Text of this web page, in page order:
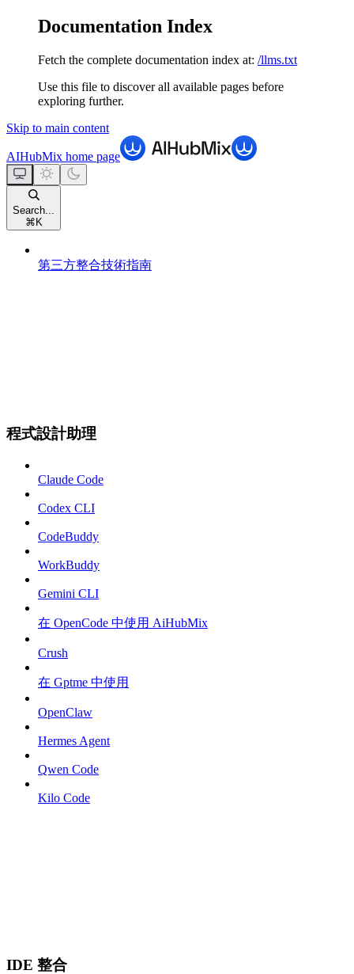
Documentation Index
Fetch the complete documentation index at: /llms.txt
Use this file to discover all available pages before
exploring further.
Skip to main content
AIHubMix home page
Search...
⌘ K
第三方整合技術指南
程式設計助理
Claude Code
Codex CLI
CodeBuddy
WorkBuddy
Gemini CLI
在 OpenCode 中使用 AiHubMix
Crush
在 Gptme 中使用
OpenClaw
Hermes Agent
Qwen Code
Kilo Code
IDE 整合